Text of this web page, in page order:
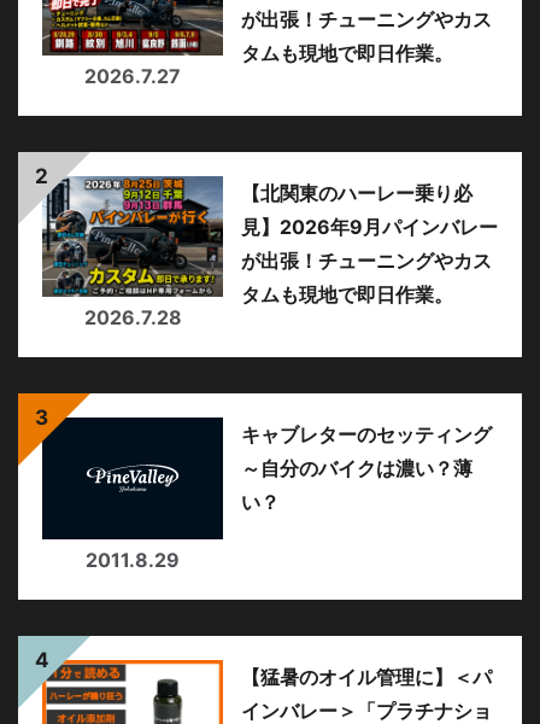
2026.7.27
が出張！チューニングやカス
タムも現地で即日作業。
2026.7.28
【北関東のハーレー乗り必
見】2026年9月パインバレー
が出張！チューニングやカス
タムも現地で即日作業。
2011.8.29
キャブレターのセッティング
～自分のバイクは濃い？薄
い？
【猛暑のオイル管理に】＜パ
インバレー＞「プラチナショ